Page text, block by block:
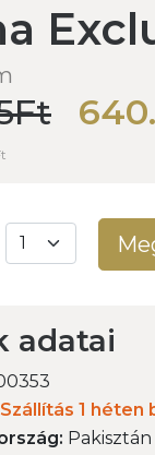
adatai
Szállítás 1 héten
Pakisztán